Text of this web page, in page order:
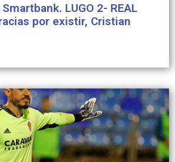
LUGO 2- REAL
por existir, Cristian